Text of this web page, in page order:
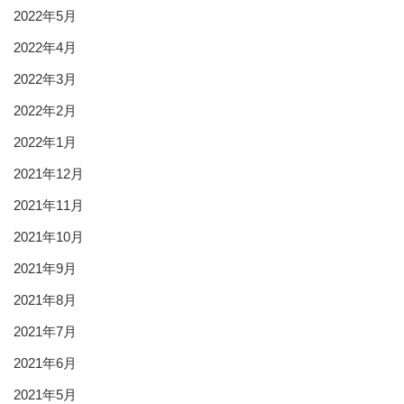
2022年5月
2022年4月
2022年3月
2022年2月
2022年1月
2021年12月
2021年11月
2021年10月
2021年9月
2021年8月
2021年7月
2021年6月
2021年5月